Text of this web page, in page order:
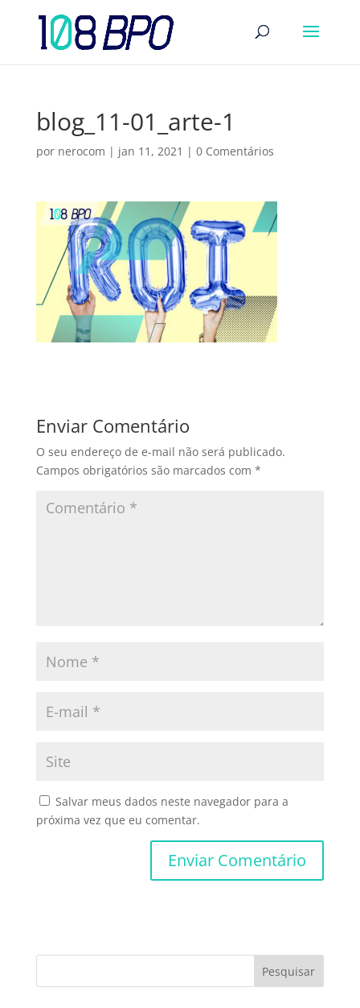
blog_11-01_arte-1
por nerocom | jan 11, 2021 | 0 Comentários
Enviar Comentário
O seu endereço de e-mail não será publicado.
Campos obrigatórios são marcados com *
Salvar meus dados neste navegador para a
próxima vez que eu comentar.